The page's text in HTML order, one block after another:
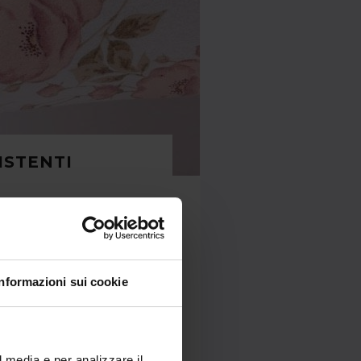
sui cookie
lavorato attraverso
e pettinatura, che lo
resistenza: riesce a
il calore ricercato nella